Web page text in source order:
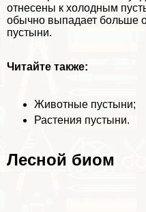
отнесены к холодным
обычно выпадает больше
пустыни.
Читайте также:
Животные пустыни;
Растения пустыни.
Лесной биом